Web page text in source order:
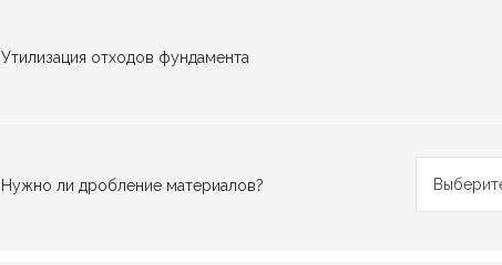
Утилизация отходов фундамента
Нужно ли дробление материалов?